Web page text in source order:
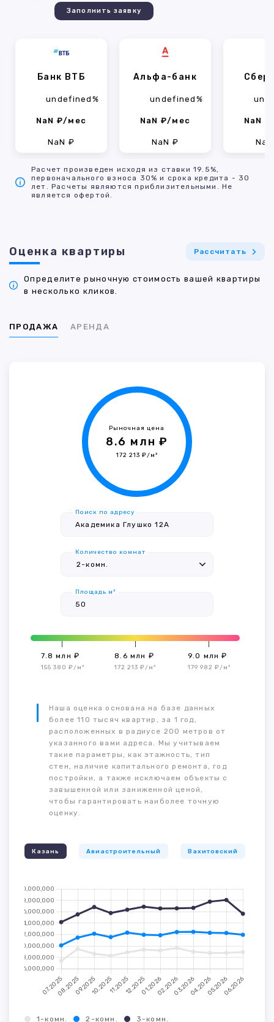
Заполнить заявку
Банк ВТБ
undefined%
NaN ₽/мес
NaN ₽
Альфа-банк
undefined%
NaN ₽/мес
NaN ₽
NaN
Расчет произведен исходя из ставки 19.5%,
первоначального взноса 30% и срока кредита - 30
лет. Расчеты являются приблизительными. Не
является офертой.
Оценка квартиры Рассчитать
Определите рыночную стоимость вашей квартиры
в несколько кликов.
ПРОДАЖА АРЕНДА
Рыночная цена
8.6 млн ₽
172 213 ₽/м²
Поиск по адресу
Количество комнат
Площадь м²
7.8 млн ₽
155 380 ₽/м²
8.6 млн ₽
172 213 ₽/м²
9.0 млн ₽
179 982 ₽/м²
Наша оценка основана на базе данных
более 110 тысяч квартир, за 1 год,
расположенных в радиусе 200 метров от
указанного вами адреса. Мы учитываем
такие параметры, как этажность, тип
стен, наличие капитального ремонта, год
постройки, а также исключаем объекты с
завышенной или заниженной ценой,
чтобы гарантировать наиболее точную
оценку.
Казань Авиастроительный Вахитовский
1-комн. 2-комн. 3-комн.